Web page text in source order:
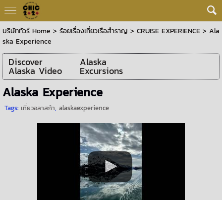
บริษัททัวร์ Home > ร้อยเรื่องเที่ยวเรือสำราญ > CRUISE EXPERIENCE> Ala
ska Experience
Discover
Alaska Video
Alaska
Excursions
Alaska Experience
Tags: เที่ยวอลาสก้า, alaskaexperience